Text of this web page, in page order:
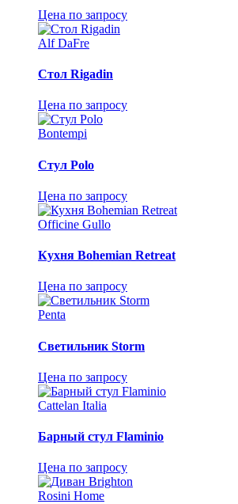
Цена по запросу
Alf DaFre
Стол Rigadin
Цена по запросу
Bontempi
Стул Polo
Цена по запросу
Officine Gullo
Кухня Bohemian Retreat
Цена по запросу
Penta
Светильник Storm
Цена по запросу
Cattelan Italia
Барный стул Flaminio
Цена по запросу
Rosini Home